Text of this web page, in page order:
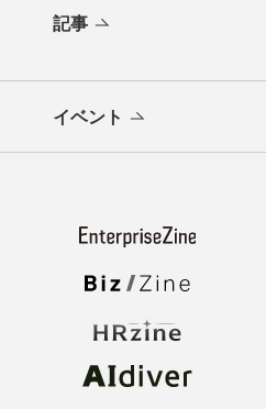
記事
イベント